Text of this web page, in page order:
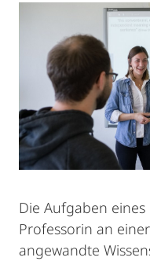
Die Aufgaben
Professorin an
angewandte